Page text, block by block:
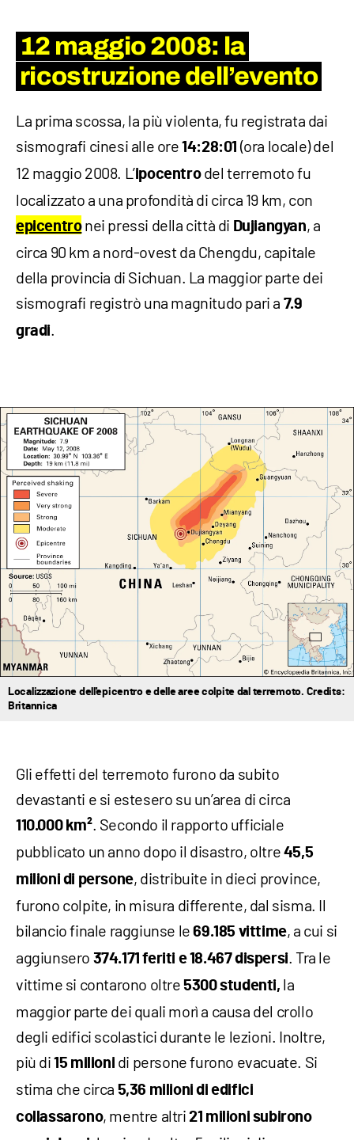
12 maggio 2008: la
ricostruzione dell’evento
La prima scossa, la più violenta, fu registrata dai
sismografi cinesi alle ore14:28:01 (ora locale) del
12 maggio 2008. L’ipocentrodel terremoto fu
localizzato a una profondità di circa 19 km, con
epicentronei pressi della città di Dujiangyan, a
circa 90 km a nord-ovest da Chengdu, capitale
della provincia di Sichuan. La maggior parte dei
sismografi registrò una magnitudo pari a 7.9
gradi.
Localizzazione dell'epicentro e delle aree colpite dal terremoto. Credits:
Britannica
Gli effetti del terremoto furono da subito
devastanti e si estesero su un’area di circa
110.000 km². Secondo il rapporto ufficiale
pubblicato un anno dopo il disastro, oltre 45,5
milioni di persone, distribuite in dieci province,
furono colpite, in misura differente, dal sisma. Il
bilancio finale raggiunse le69.185 vittime, a cui si
aggiunsero 374.171 feriti e18.467 dispersi. Tra le
vittime si contarono oltre5300 studenti, la
maggior parte dei quali morì a causa del crollo
degli edifici scolastici durante le lezioni. Inoltre,
più di15 milioni di persone furono evacuate. Si
stima che circa 5,36 milioni di edifici
collassarono, mentre altri21 milioni subirono